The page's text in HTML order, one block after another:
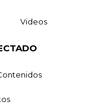
Videos